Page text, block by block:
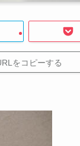
をコピーする